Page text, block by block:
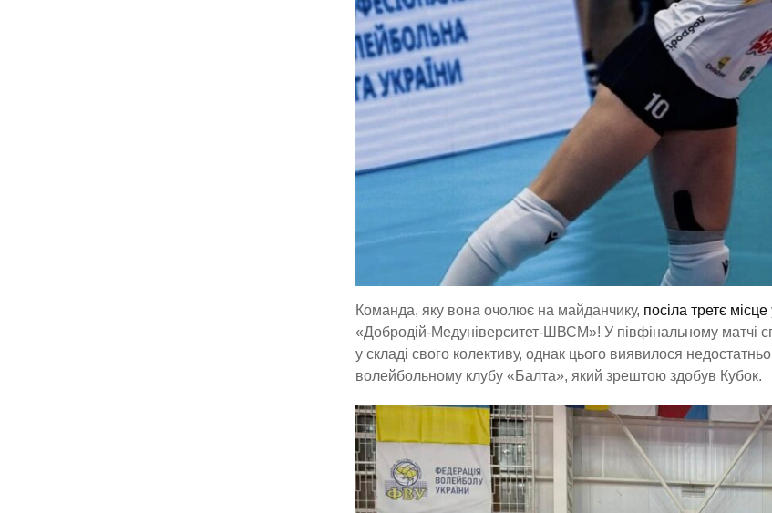
Команда, яку вона очолює на майданчику, посіла третє місце
«Добродій-Медуніверситет-ШВСМ»! У півфінальному матчі
у складі свого колективу, однак цього виявилося
волейбольному клубу «Балта», який зрештою здобув Кубок.